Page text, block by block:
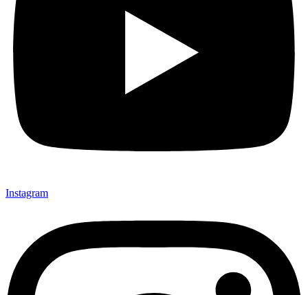
Instagram